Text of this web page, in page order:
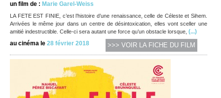
un film de : Marie Garel-Weiss
LA FETE EST FINIE, c’est l’histoire d’une renaissance, celle de Céleste et Sihem.
Arrivées le même jour dans un centre de désintoxication, elles vont sceller une
amitié indestructible. Celle-ci sera autant une force qu’un obstacle lorsque, (...)
au cinéma le 28 février 2018 >>> VOIR LA FICHE DU FILM